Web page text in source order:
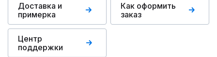
Доставка и
примерка
Как оформить
заказ
Центр
поддержки